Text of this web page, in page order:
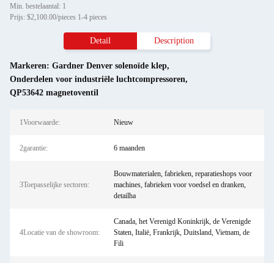
Min. bestelaantal: 1
Prijs: $2,100.00/pieces 1-4 pieces
Detail Description
Markeren: Gardner Denver solenoïde klep,
Onderdelen voor industriële luchtcompressoren,
QP53642 magnetoventil
1Voorwaarde: Nieuw
2garantie: 6 maanden
3Toepasselijke sectoren:
Bouwmaterialen, fabrieken, reparatieshops voor
machines, fabrieken voor voedsel en dranken,
detailha
4Locatie van de showroom:
Canada, het Verenigd Koninkrijk, de Verenigde
Staten, Italië, Frankrijk, Duitsland, Vietnam, de
Fili